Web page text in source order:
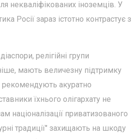
некваліфікованих іноземців. У
Росії зараз істотно контрастує з
релігійні групи
мають величезну підтримку
рекомендують акуратно
їхнього олігархату не
націоналізації приватизованого
традиції" захищають на шкоду